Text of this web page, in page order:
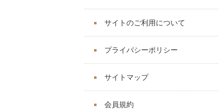
サイトのご利用について
プライバシーポリシー
サイトマップ
会員規約